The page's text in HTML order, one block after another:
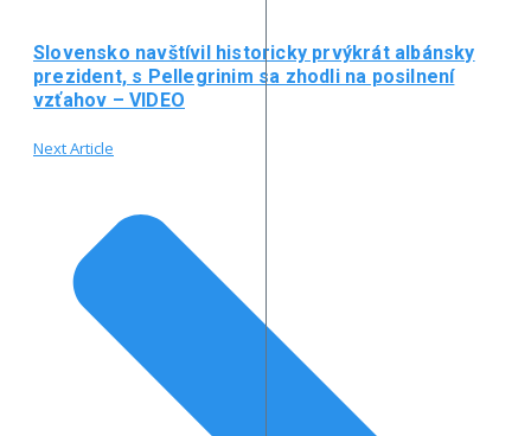
Slovensko navštívil historicky prvýkrát albánsky
prezident, s Pellegrinim sa zhodli na posilnení
vzťahov – VIDEO
Next Article